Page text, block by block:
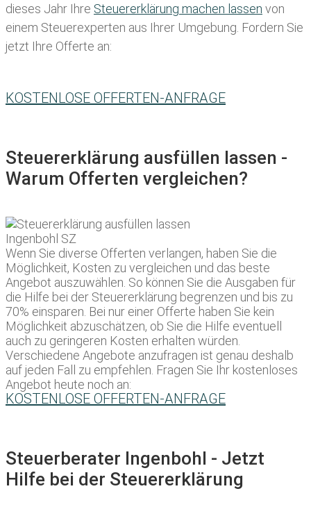
dieses Jahr Ihre Steuererklärung machen lassen von
einem Steuerexperten aus Ihrer Umgebung. Fordern Sie
jetzt Ihre Offerte an:
KOSTENLOSE OFFERTEN-ANFRAGE
Steuererklärung ausfüllen lassen -
Warum Offerten vergleichen?
Wenn Sie diverse Offerten verlangen, haben Sie die
Möglichkeit, Kosten zu vergleichen und das beste
Angebot auszuwählen. So können Sie die Ausgaben für
die Hilfe bei der Steuererklärung begrenzen und bis zu
70% einsparen. Bei nur einer Offerte haben Sie kein
Möglichkeit abzuschätzen, ob Sie die Hilfe eventuell
auch zu geringeren Kosten erhalten würden.
Verschiedene Angebote anzufragen ist genau deshalb
auf jeden Fall zu empfehlen. Fragen Sie Ihr kostenloses
Angebot heute noch an:
KOSTENLOSE OFFERTEN-ANFRAGE
Steuerberater Ingenbohl - Jetzt
Hilfe bei der Steuererklärung